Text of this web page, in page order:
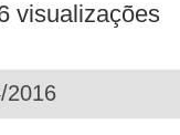
visualizações
2016